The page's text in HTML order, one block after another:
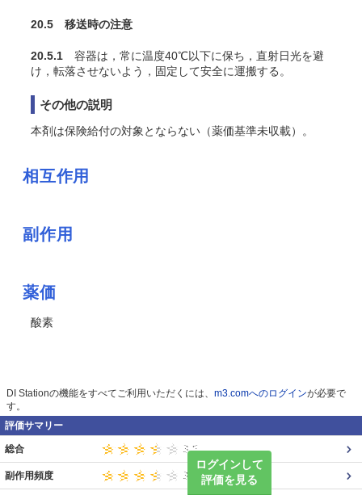
20.5 移送時の注意
20.5.1 容器は，常に温度40℃以下に保ち，直射日光を避
け，転落させないよう，固定して安全に運搬する。
その他の説明
本剤は保険給付の対象とならない（薬価基準未収載）。
相互作用
副作用
薬価
酸素
DI Stationの機能をすべてご利用いただくには、 m3.comへのログインが必要で
す。
評価サマリー
ログインして
評価を見る
総合
副作用頻度